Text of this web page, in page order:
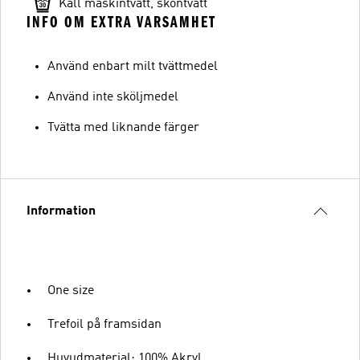
Kall maskintvätt, skontvätt
INFO OM EXTRA VARSAMHET
Använd enbart milt tvättmedel
Använd inte sköljmedel
Tvätta med liknande färger
Information
One size
Trefoil på framsidan